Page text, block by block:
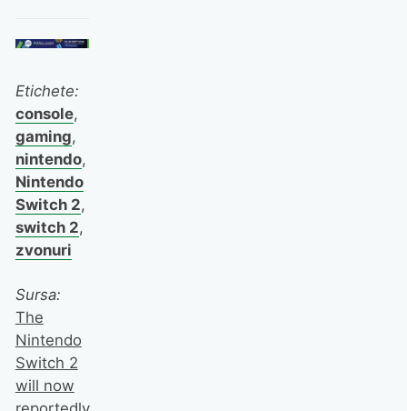
Etichete:
console,
gaming,
nintendo,
Nintendo
Switch 2,
switch 2,
zvonuri
Sursa:
The
Nintendo
Switch 2
will now